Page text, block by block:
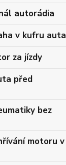
autorádia
v kufru auta
za jízdy
před
bez
motoru v